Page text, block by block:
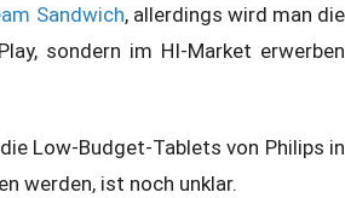
Sandwich, allerdings wird man die
sondern im HI-Market erwerben
Low-Budget-Tablets von Philips in
werden, ist noch unklar.